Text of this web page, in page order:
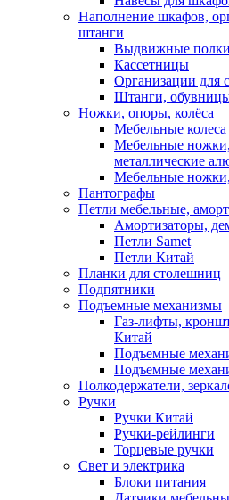
Наполнение шкафов,
штанги
Выдвижные полки
Кассетницы
Организации для
Штанги,
Ножки, опоры, колёса
Мебельные колеса
Мебельные
металлические
Мебельные
Пантографы
Петли мебельные,
Амортизаторы,
Петли Samet
Петли Китай
Планки для столешниц
Подпятники
Подъемные механизмы
Газ-лифты,
Китай
Подъемные
Подъемные
Полкодержатели,
Ручки
Ручки Китай
Ручки-рейлинги
Торцевые ручки
Свет и электрика
Блоки питания